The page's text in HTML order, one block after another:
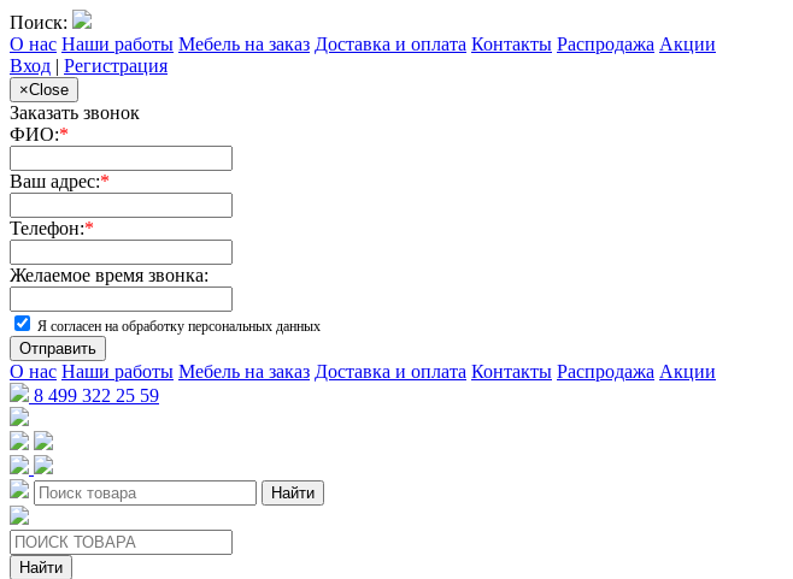
Поиск:
О нас Наши работы Мебель на заказ Доставка и оплата Контакты Распродажа Акции
Вход | Регистрация
×Close
Заказать звонок
ФИО:*
Ваш адрес:*
Телефон:*
Желаемое время звонка:
Я согласен на обработку персональных данных
Отправить
О нас Наши работы Мебель на заказ Доставка и оплата Контакты Распродажа Акции
8 499 322 25 59
Найти
Найти